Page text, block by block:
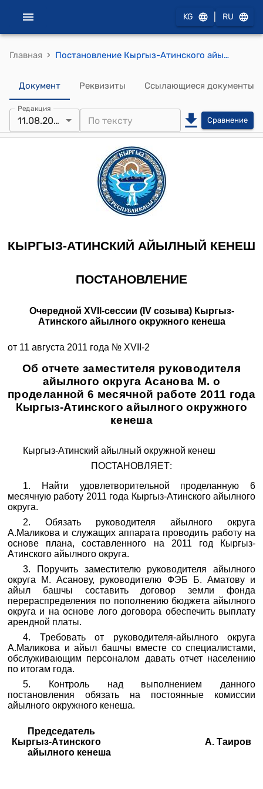
KG RU
Главная › Постановление Кыргыз-Атинского айылного кенеша от 11 августа 2011 года № XVII-2 "Об отчете заместителя руководителя айылного округа Асанова М. о проделанной 6 месячной работе 2011 года Кыргыз-Атинского айылного окружного кенеша"
Документ Реквизиты Ссылающиеся документы
Редакция
11.08.2011 Сравнение